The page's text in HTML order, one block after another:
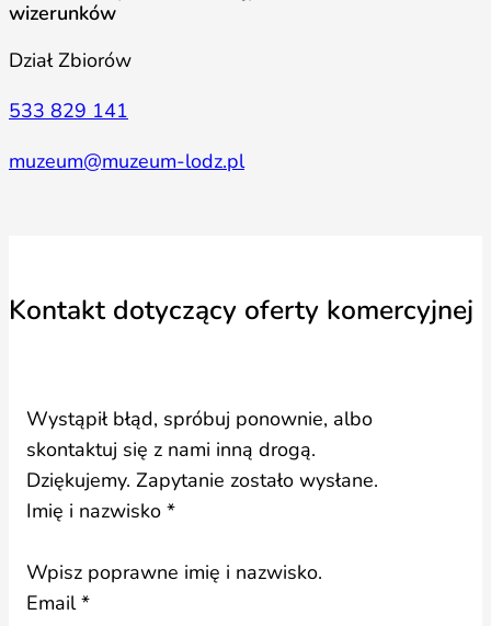
wizerunków
Dział Zbiorów
533 829 141
muzeum@muzeum-lodz.pl
Kontakt dotyczący oferty komercyjnej
Wystąpił błąd, spróbuj ponownie, albo
skontaktuj się z nami inną drogą.
Dziękujemy. Zapytanie zostało wysłane.
Imię i nazwisko *
Wpisz poprawne imię i nazwisko.
Email *